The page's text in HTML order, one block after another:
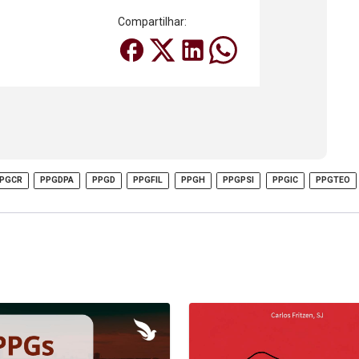
Compartilhar:
PPGDPA PPGD PPGFIL PPGH PPGPSI PPGIC PPGTEO